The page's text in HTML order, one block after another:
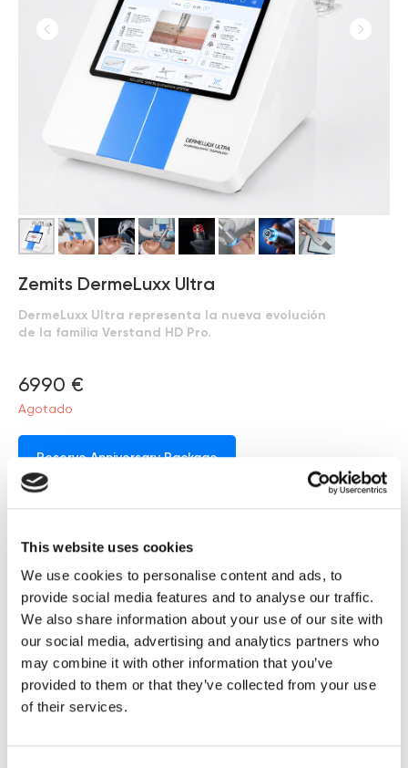
This website uses cookies
We use cookies to personalise content and ads, to
provide social media features and to analyse our traffic.
We also share information about your use of our site with
our social media, advertising and analytics partners who
may combine it with other information that you’ve
provided to them or that they’ve collected from your use
of their services.
Zemits DermeLuxx Ultra
DermeLuxx Ultra representa la nueva evolución
de la familia Verstand HD Pro.
6990 €
Agotado
Reserve Anniversary Package
Su diseño renovado, los manípulos ergonómicos y una forma de
trabajo más ágil permiten adaptar cada protocolo a las necesidades
de la piel y ofrecer una experiencia más completa en cada sesión.
Plataforma Ultra
8 tecnologías faciales profesionales en una sola plataforma
guiada.
HydroDiamond para refinamiento superficial y extracción.
DermeDrop para nutrición en capas más profundas y entrega
DermeBoost para precisión localizada con Meso-sérum.
RF, espátula ultrasónica, Vacuum Cupping, aplicación de sérum
con oxígeno y ColdTouch.
facial premium.
Tratamiento localizado
Ideal para aplicar Meso Serums con
precisión en el contorno de ojos, los labios
y otras zonas específicas del rostro